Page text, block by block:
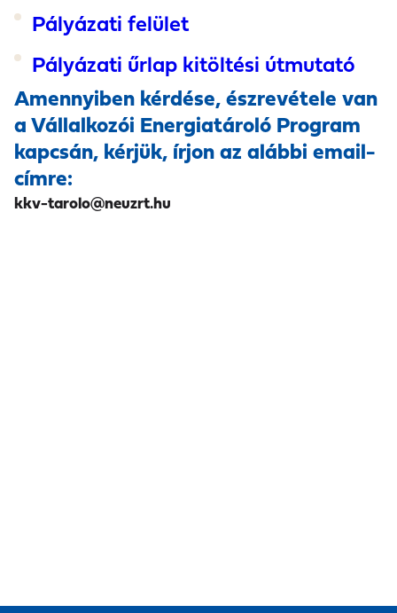
Pályázati felület
Pályázati űrlap kitöltési útmutató
Amennyiben kérdése, észrevétele van
a Vállalkozói Energiatároló Program
kapcsán, kérjük, írjon az alábbi email-
címre:
kkv-tarolo@neuzrt.hu